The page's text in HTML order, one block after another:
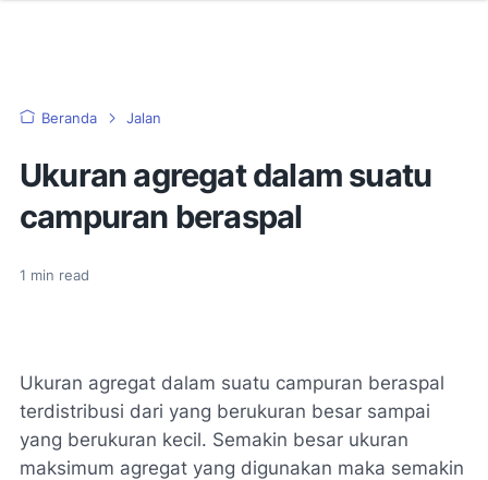
Beranda Jalan
Ukuran agregat dalam suatu
campuran beraspal
1 min read
Ukuran agregat dalam suatu campuran beraspal
terdistribusi dari yang berukuran besar sampai
yang berukuran kecil. Semakin besar ukuran
maksimum agregat yang digunakan maka semakin